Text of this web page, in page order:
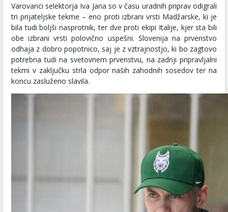
Varovanci selektorja Iva Jana so v času uradnih priprav odigrali
tri prijateljske tekme – eno proti izbrani vrsti Madžarske, ki je
bila tudi boljši nasprotnik, ter dve proti ekipi Italije, kjer sta bili
obe izbrani vrsti polovično uspešni. Slovenija na prvenstvo
odhaja z dobro popotnico, saj je z vztrajnostjo, ki bo zagtovo
potrebna tudi na svetovnem prvenstvu, na zadnji pripravljalni
tekmi v zaključku strla odpor naših zahodnih sosedov ter na
koncu zasluženo slavila.